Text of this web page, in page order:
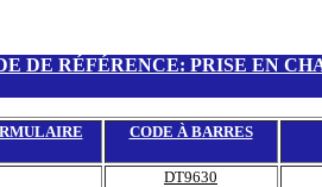
DE RÉFÉRENCE: PRISE EN
CODE À BARRES
DT9630